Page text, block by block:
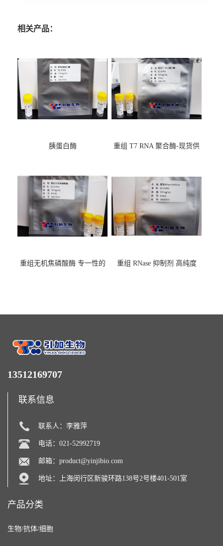
相关产品：
胰蛋白酶
重组 T7 RNA 聚合酶-现货供
重组无机焦磷酸酶 专一性的
重组 RNase 抑制剂 高纯度
13512169707
联系信息
联系人：李雅萍
电话：021-52992719
邮箱： product@yinjibio.com
地址：上海闵行区新骏环路138号2号楼401-501室
产品分类
生物/抗体/细胞